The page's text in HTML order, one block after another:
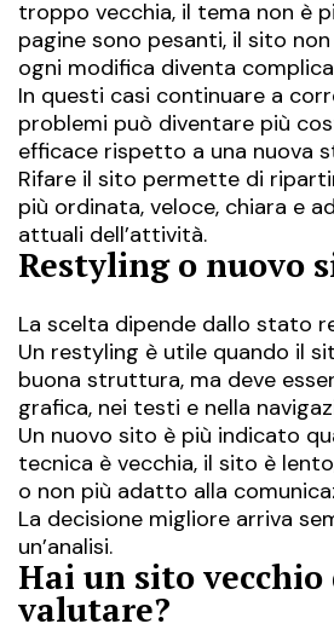
troppo vecchia, il tema non è
pagine sono pesanti, il sito
ogni modifica diventa
In questi casi continuare a
problemi può diventare più
efficace rispetto a una nuova
Rifare il sito permette di
più ordinata, veloce, chiara e
attuali dell’attività.
Restyling o nuovo
La scelta dipende dallo stato
Un restyling è utile quando il
buona struttura, ma deve
grafica, nei testi e nella
Un nuovo sito è più indicato
tecnica è vecchia, il sito è
o non più adatto alla
La decisione migliore arriva
un’analisi.
Hai un sito vecchio
valutare?